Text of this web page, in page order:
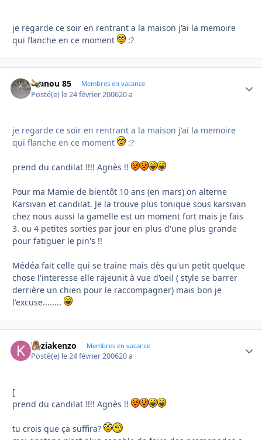
je regarde ce soir en rentrant a la maison j'ai la memoire
qui flanche en ce moment
:?
manou 85 Membres en vacance
Posté(e) le 24 février 200620 a
je regarde ce soir en rentrant a la maison j'ai la memoire
qui flanche en ce moment
:?
prend du candilat !!!! Agnès !!
Pour ma Mamie de bientôt 10 ans (en mars) on alterne
Karsivan et candilat. Je la trouve plus tonique sous karsivan
chez nous aussi la gamelle est un moment fort mais je fais
3. ou 4 petites sorties par jour en plus d'une plus grande
pour fatiguer le pin's !!
Médéa fait celle qui se traine mais dès qu'un petit quelque
chose l'interesse elle rajeunit à vue d'oeil ( style se barrer
derrière un chien pour le raccompagner) mais bon je
l'excuse........
keziakenzo Membres en vacance
Posté(e) le 24 février 200620 a
[
prend du candilat !!!! Agnès !!
tu crois que ça suffira?